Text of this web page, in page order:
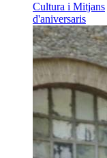
Cultura i Mitjans
d'aniversaris